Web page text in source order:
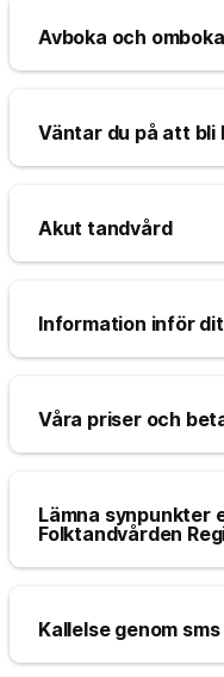
Avboka och
Väntar du på att bli
Akut tandvård
Information inför
Våra priser och
Lämna synpunkter
Folktandvården
Kallelse genom